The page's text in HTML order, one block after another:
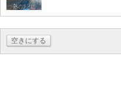
空きにする